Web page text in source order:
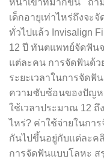
เด็กอายุเท่าไหร่ถึงจะ
ทั่วไปแล้ว Invisalign
12 ปี ทันตแพทย์จัดฟัน
แต่ละคน การจัดฟันด้ว
ระยะเวลาในการจัดฟั
ความซับซ้อนของปัญห
ใช้เวลาประมาณ 12 ถึ
ไหร่? ค่าใช้จ่ายในกา
กันไปขึ้นอยู่กับแต่ละค
การจัดฟันแบบโลหะ ส